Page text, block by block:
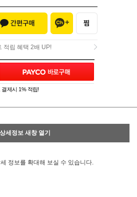
적립 혜택 2배 UP!
적립 혜택 2배 UP!
결제시 1% 적립!
상세정보 새창 열기
정보를 확대해 보실 수 있습니다.